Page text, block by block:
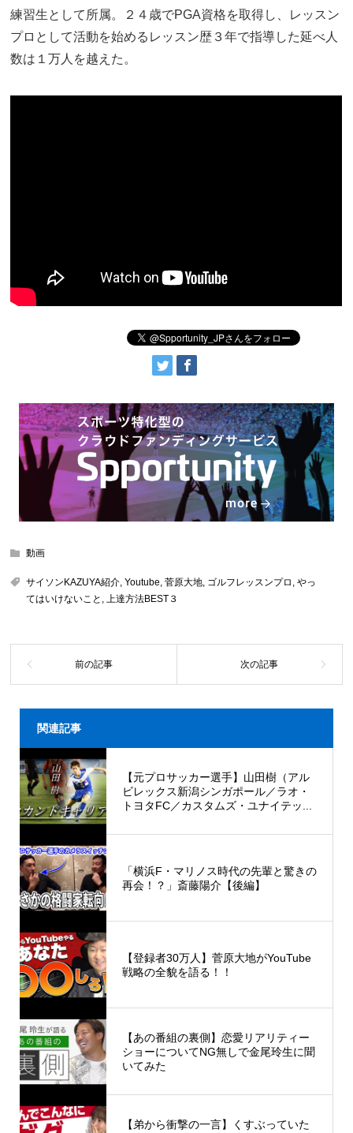
練習生として所属。２４歳でPGA資格を取得し、レッスン
プロとして活動を始めるレッスン歴３年で指導した延べ人
数は１万人を越えた。
動画
サイソンKAZUYA紹介,Youtube,菅原大地, ゴルフレッスンプロ ,やっ
てはいけないこと ,上達方法BEST３
関連記事
【元プロサッカー選手】山田樹（アル
ビレックス新潟シンガポール／ラオ・
トヨタFC／カスタムズ・ユナイテッ...
「横浜F・マリノス時代の先輩と驚きの
再会！？」斎藤陽介【後編】
【登録者30万人】菅原大地がYouTube
戦略の全貌を語る！！
【あの番組の裏側】恋愛リアリティー
ショーについてNG無しで金尾玲生に聞
いてみた
【弟から衝撃の一言】くすぶっていた